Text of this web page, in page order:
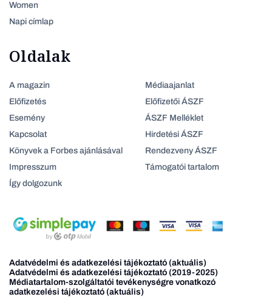
Women
Napi címlap
Oldalak
A magazin
Előfizetés
Esemény
Kapcsolat
Könyvek a Forbes ajánlásával
Impresszum
Így dolgozunk
Médiaajanlat
Előfizetői ÁSZF
ÁSZF Melléklet
Hirdetési ÁSZF
Rendezveny ÁSZF
Támogatói tartalom
Adatvédelmi és adatkezelési tájékoztató (aktuális)
Adatvédelmi és adatkezelési tájékoztató (2019-2025)
Médiatartalom-szolgáltatói tevékenységre vonatkozó
adatkezelési tájékoztató (aktuális)